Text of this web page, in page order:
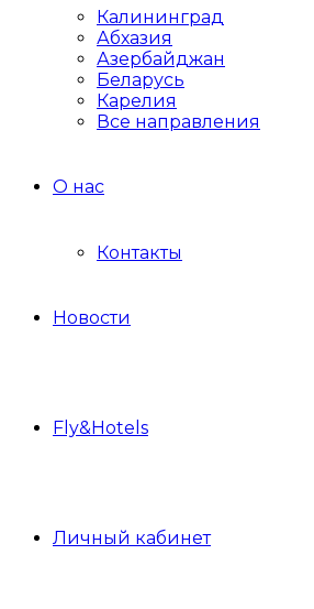
Калининград
Абхазия
Азербайджан
Беларусь
Карелия
Все направления
О нас
Контакты
Новости
Fly&Hotels
Личный кабинет